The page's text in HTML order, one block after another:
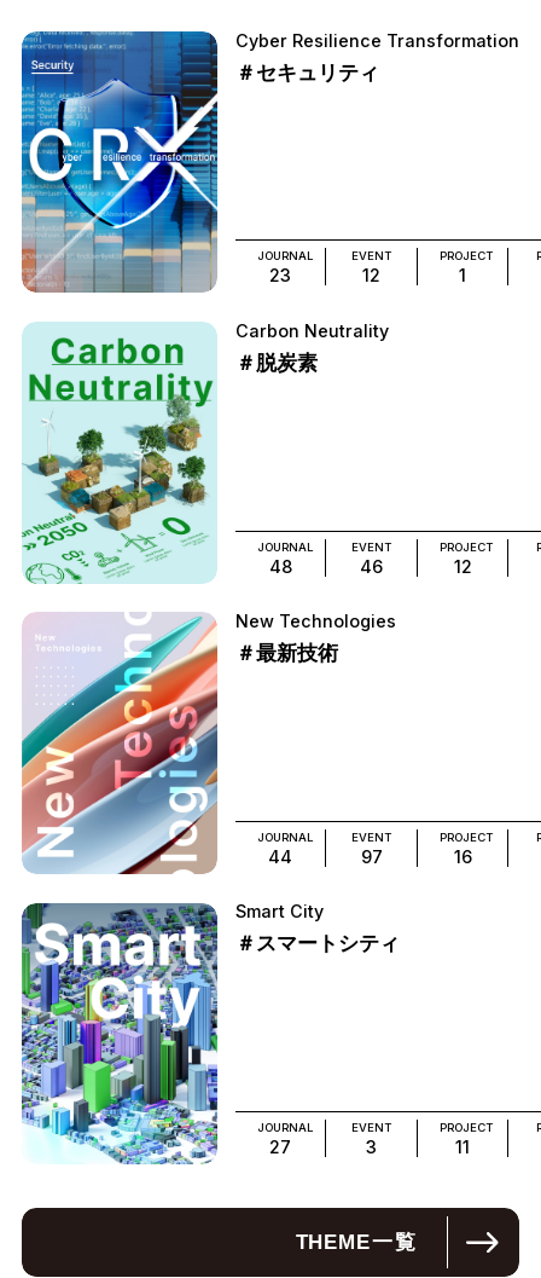
Cyber Resilience Transformation
＃セキュリティ
JOURNAL
23
EVENT
12
PROJECT
1
Carbon Neutrality
＃脱炭素
JOURNAL
48
EVENT
46
PROJECT
12
New Technologies
＃最新技術
JOURNAL
44
EVENT
97
PROJECT
16
Smart City
＃スマートシティ
JOURNAL
27
EVENT
3
PROJECT
11
THEME一覧